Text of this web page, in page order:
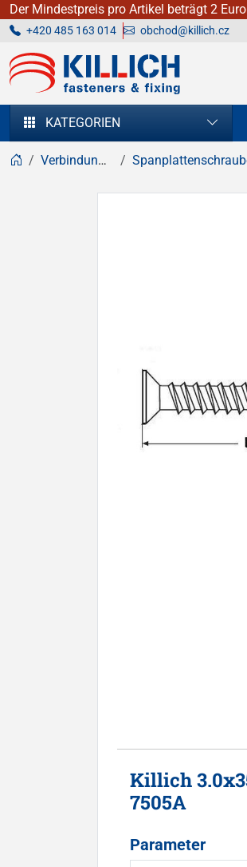
Der Mindestpreis pro Artikel beträgt 2
+420 485 163 014 obchod@killich.cz
KILLICH - Verbindungselemente
KATEGORIEN
Verbindungselemente Spanplattenschrauben,
Killich
7505A
Parameter